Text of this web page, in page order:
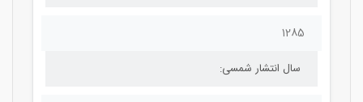
1285
سال انتشار شمسی: